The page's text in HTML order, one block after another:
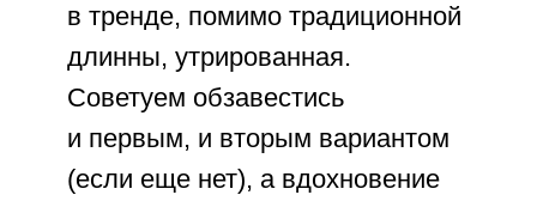
в тренде, помимо традиционной
длинны, утрированная.
Советуем обзавестись
и первым, и вторым вариантом
(если еще нет), а вдохновение